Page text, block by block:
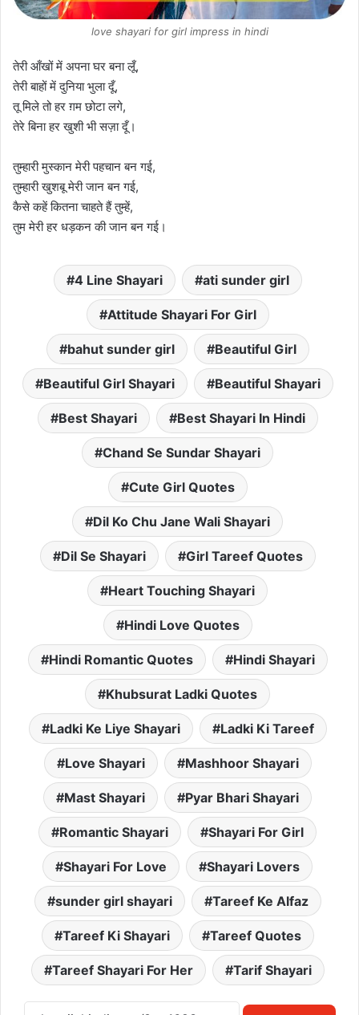
love shayari for girl impress in hindi
तेरी आँखों में अपना घर बना लूँ,
तेरी बाहों में दुनिया भुला दूँ,
तू मिले तो हर ग़म छोटा लगे,
तेरे बिना हर खुशी भी सज़ा दूँ।
तुम्हारी मुस्कान मेरी पहचान बन गई,
तुम्हारी खुशबू मेरी जान बन गई,
कैसे कहें कितना चाहते हैं तुम्हें,
तुम मेरी हर धड़कन की जान बन गई।
4 Line Shayari ati sunder girl
Attitude Shayari For Girl
bahut sunder girl Beautiful Girl
Beautiful Girl Shayari Beautiful Shayari
Best Shayari Best Shayari In Hindi
Chand Se Sundar Shayari
Cute Girl Quotes
Dil Ko Chu Jane Wali Shayari
Dil Se Shayari Girl Tareef Quotes
Heart Touching Shayari
Hindi Love Quotes
Hindi Romantic Quotes Hindi Shayari
Khubsurat Ladki Quotes
Ladki Ke Liye Shayari Ladki Ki Tareef
Love Shayari Mashhoor Shayari
Mast Shayari Pyar Bhari Shayari
Romantic Shayari Shayari For Girl
Shayari For Love Shayari Lovers
sunder girl shayari Tareef Ke Alfaz
Tareef Ki Shayari Tareef Quotes
Tareef Shayari For Her Tarif Shayari